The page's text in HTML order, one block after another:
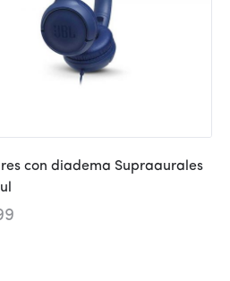
con diadema Supraaurales